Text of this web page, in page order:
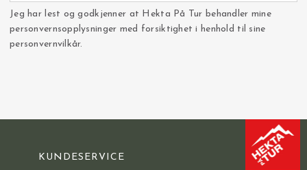
Jeg har lest og godkjenner at Hekta På Tur behandler mine
personvernsopplysninger med forsiktighet i henhold til sine
personvernvilkår.
KUNDESERVICE